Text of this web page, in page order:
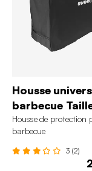
Housse
barbecue
Housse de protection
barbecue
3 (2)